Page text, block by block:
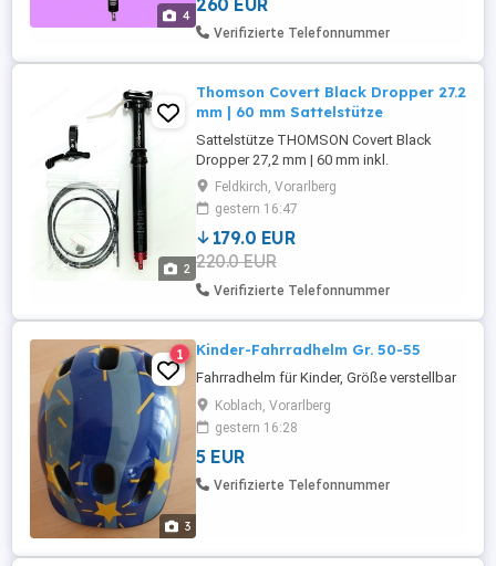
4
normalen Klemmschelle montiert werden.
Die Vario Sattelstütze ist OVP und war nie
Rücknahme ...
260 EUR
Verifizierte Telefonnummer
2
Thomson Covert Black Dropper 27.2
mm | 60 mm Sattelstütze
Sattelstütze THOMSON Covert Black
Dropper 27,2 mm | 60 mm inkl.
Fernbedienung. technische Daten:
Einsatzgebiet: Cross Country, Tour, All-
Mountain, Gravel Bike, Cyclocross
Material: Aluminium Material Schrauben:
Stahl Bedienung: interne Ansteuerung
(Zug-Innenverlegung) per mitgelieferten
Remote-Hebel Durchmesser: ...
Feldkirch, Vorarlberg
gestern 16:47
179.0 EUR
220.0 EUR
Verifizierte Telefonnummer
3
1 Kinder-Fahrradhelm Gr. 50-55
Fahrradhelm für Kinder, Größe verstellbar
Koblach, Vorarlberg
gestern 16:28
5 EUR
Verifizierte Telefonnummer